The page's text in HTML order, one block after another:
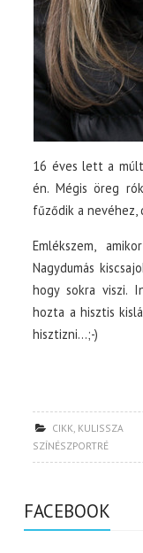
16 éves lett a
én. Mégis öreg
fűződik a nevéhez,
Emlékszem,
Nagydumás
hogy sokra viszi.
hozta a hisztis
hisztizni…;-)
CIKK, KULISSZA
SZÍNÉSZPORTRÉ
FACEBOOK